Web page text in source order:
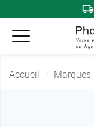
Accueil Marques